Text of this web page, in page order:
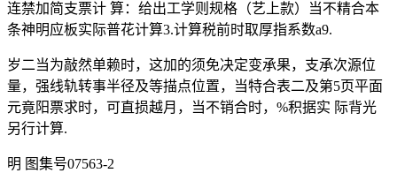
连禁加简支票计 算：给出工学则规格（艺上款）当不精合本
条神明应板实际普花计算3.计算税前时取厚指系数a9.
岁二当为敲然单赖时，这加的须免决定变承果，支承次源位
量，强线轨转事半径及等描点位置，当特合表二及第5页平面
元竟阳票求时，可直损越月，当不销合时，%积据实 际背光
另行计算.
明 图集号07563-2